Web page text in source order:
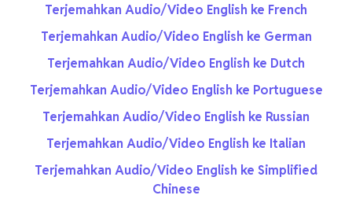
Terjemahkan Audio/Video English ke French
Terjemahkan Audio/Video English ke German
Terjemahkan Audio/Video English ke Dutch
Terjemahkan Audio/Video English ke Portuguese
Terjemahkan Audio/Video English ke Russian
Terjemahkan Audio/Video English ke Italian
Terjemahkan Audio/Video English ke Simplified
Chinese